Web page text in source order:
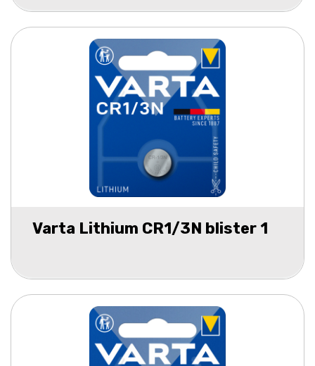
Varta Lithium CR1/3N blister 1